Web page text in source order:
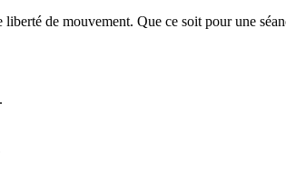
de mouvement. Que ce soit pour une